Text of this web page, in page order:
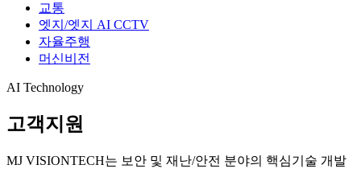
교통
엣지/엣지 AI CCTV
자율주행
머신비전
AI Technology
고객지원
MJ VISIONTECH는 보안 및 재난/안전 분야의 핵심기술 개발